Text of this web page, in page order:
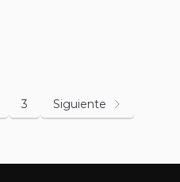
3 Siguiente